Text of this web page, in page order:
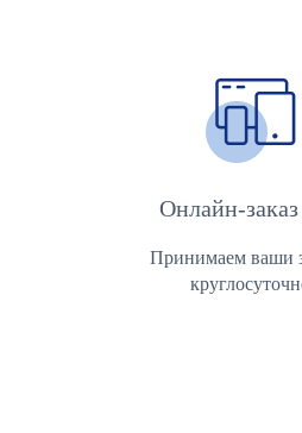
Онлайн-
Принимаем ваши